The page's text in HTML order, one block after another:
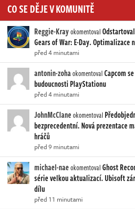
CO SE DĚJE V KOMUNITĚ
Reggie-Krayokomentoval
Gears of War: E-Day. Optimalizace
před 4 minutami
antonin-zohaokomentovalCapcom
budoucnosti PlayStationu
před 4 minutami
JohnMcClaneokomentoval
bezprecedentní. Nová prezentace
hráčů
před 9 minutami
michael-naeokomentovalGhost
série velkou aktualizací. Ubisoft
dílu
před 11 minutami